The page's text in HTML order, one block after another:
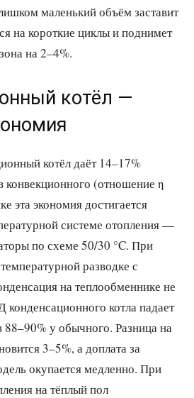
маленький объём заставит
на короткие циклы и поднимет
на 2–4%.
котёл —
котёл даёт 14–17%
конвекционного (отношение η
эта экономия достигается
системе отопления —
по схеме 50/30 °C. При
разводке с
на теплообменнике не
котла падает
у обычного. Разница на
3–5%, а доплата за
окупается медленно. При
на тёплый пол